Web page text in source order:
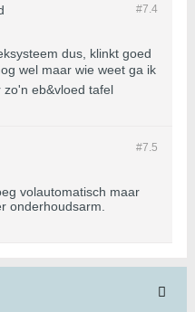
#7.4
dus, klinkt goed
wel maar wie weet ga ik
eb&vloed tafel
#7.5
volautomatisch maar
onderhoudsarm.